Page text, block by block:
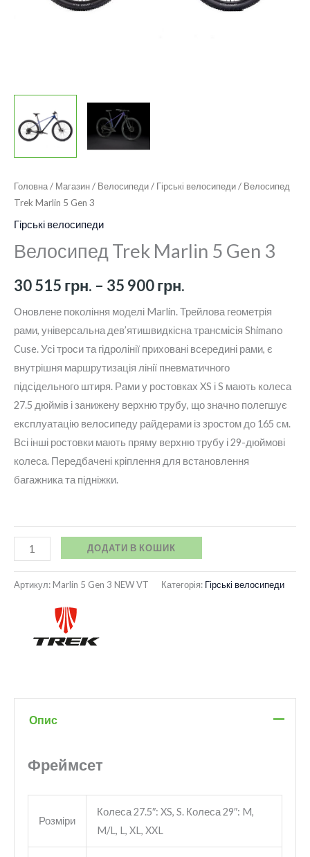
Головна/ Магазин/ Велосипеди/ Гірські велосипеди/ Велосипед
Trek Marlin 5 Gen 3
Гірські велосипеди
Велосипед Trek Marlin 5 Gen 3
30 515 грн. – 35 900грн.
900 грн.
Оновлене покоління моделі Marlin. Трейлова геометрія
рами, універсальна дев’ятишвидкісна трансмісія Shimano
Cuse. Усі троси та гідролінії приховані всередині рами, є
внутрішня маршрутизація лінії пневматичного
підсідельного штиря. Рами у ростовках XS і S мають колеса
27.5 дюймів і занижену верхню трубу, що значно полегшує
експлуатацію велосипеду райдерами із зростом до 165 см.
Всі інші ростовки мають пряму верхню трубу і 29-дюймові
колеса. Передбачені кріплення для встановлення
багажника та підніжки.
ДОДАТИ В КОШИК
Артикул:Marlin 5 Gen 3 NEW VT Категорія: Гірські велосипеди
Опис
Фреймсет
Розміри
Колеса 27.5″: XS, S. Колеса 29″: M,
M/L, L, XL, XXL